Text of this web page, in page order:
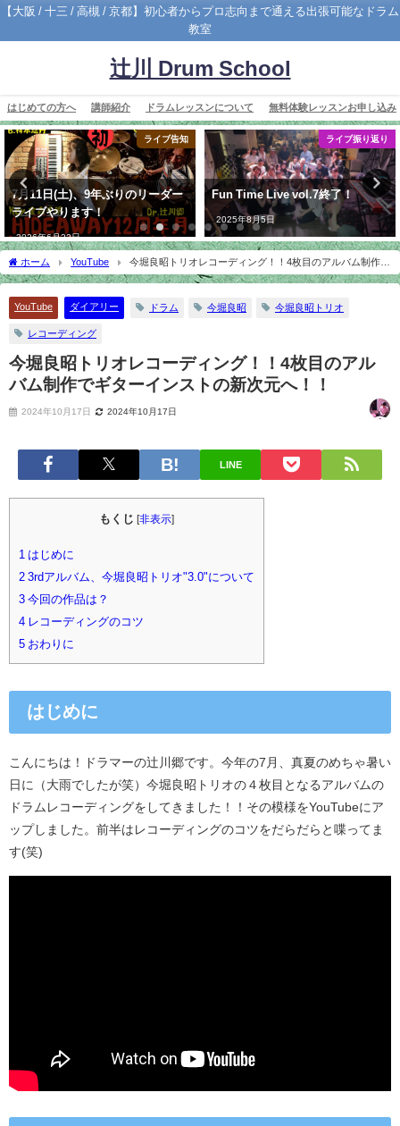
【大阪 / 十三 / 高槻 / 京都】初心者からプロ志向まで通える出張可能なドラム
教室
辻川 Drum School
はじめての方へ 講師紹介 ドラムレッスンについて 無料体験レッスンお申し込み
ライブ告知
7月11日(土)、9年ぶりのリーダー
ライブやります！
2026年6月22日
ライブ振り返り
Fun Time Live vol.7終了！
2025年8月5日
ホーム YouTube
今堀良昭トリオレコーディング！！4枚目のアルバム制作で
ギターインストの新次元へ！！
YouTube ダイアリー ドラム 今堀良昭 今堀良昭トリオ
レコーディング
今堀良昭トリオレコーディング！！4枚目のアル
バム制作でギターインストの新次元へ！！
2024年10月17日 2024年10月17日
LINE
もくじ 非表示
1 はじめに
2 3rdアルバム、今堀良昭トリオ"3.0"について
3 今回の作品は？
4 レコーディングのコツ
5 おわりに
はじめに
こんにちは！ドラマーの辻川郷です。今年の7月、真夏のめちゃ暑い
日に（大雨でしたが笑）今堀良昭トリオの４枚目となるアルバムの
ドラムレコーディングをしてきました！！その模様をYouTubeにア
ップしました。前半はレコーディングのコツをだらだらと喋ってま
す(笑)